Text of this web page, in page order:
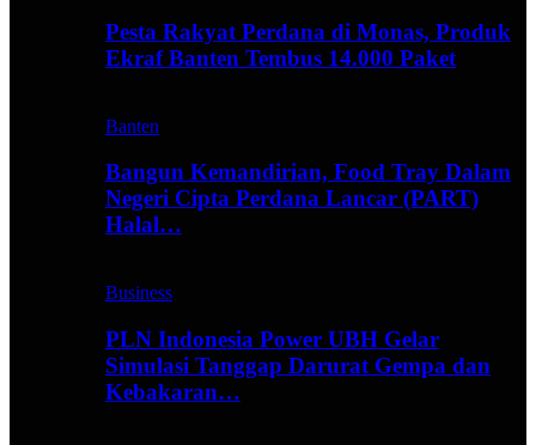
Pesta Rakyat Perdana di Monas, Produk
Ekraf Banten Tembus 14.000 Paket
Banten
Bangun Kemandirian, Food Tray Dalam
Negeri Cipta Perdana Lancar (PART)
Halal…
Business
PLN Indonesia Power UBH Gelar
Simulasi Tanggap Darurat Gempa dan
Kebakaran…